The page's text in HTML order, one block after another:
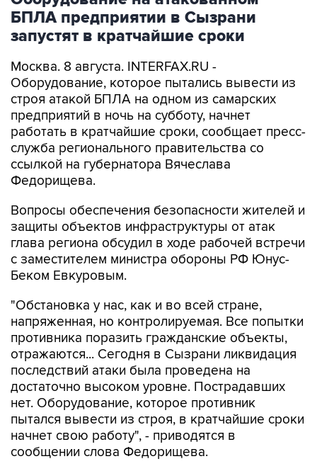
БПЛА предприятии в Сызрани
запустят в кратчайшие сроки
Москва. 8 августа. INTERFAX.RU -
Оборудование, которое пытались вывести из
строя атакой БПЛА на одном из самарских
предприятий в ночь на субботу, начнет
работать в кратчайшие сроки, сообщает пресс-
служба регионального правительства со
ссылкой на губернатора Вячеслава
Федорищева.
Вопросы обеспечения безопасности жителей и
защиты объектов инфраструктуры от атак
глава региона обсудил в ходе рабочей встречи
с заместителем министра обороны РФ Юнус-
Беком Евкуровым.
"Обстановка у нас, как и во всей стране,
напряженная, но контролируемая. Все попытки
противника поразить гражданские объекты,
отражаются... Сегодня в Сызрани ликвидация
последствий атаки была проведена на
достаточно высоком уровне. Пострадавших
нет. Оборудование, которое противник
пытался вывести из строя, в кратчайшие сроки
начнет свою работу", - приводятся в
сообщении слова Федорищева.